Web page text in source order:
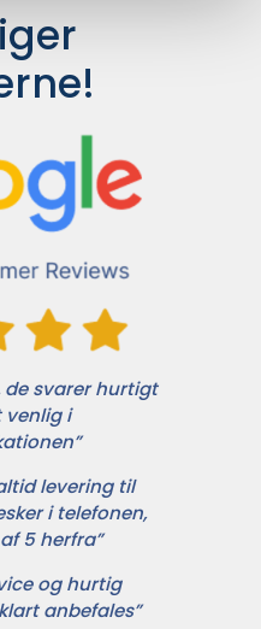
de svarer hurtigt
venlig i
levering til
i telefonen,
5 herfra”
og hurtig
anbefales”